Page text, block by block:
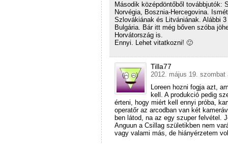
Második középdöntőből továbbjutók:
Norvégia, Bosznia-Hercegovina.
Szlovákiának és Litvániának. Alábbi
Bulgária. Bár itt még bőven szóba
Horvátország is.
Ennyi. Lehet vitatkozni! 🙂
Tilla77
2012. május 19. szombat
Loreen hozni fogja azt,
kell. A produkció pedig
érteni, hogy miért kell ennyi próba,
operatőr az arcodban van két
ben látod, na az egy szuper
Anguun a Csillag születikben nem
vagy valami más, de hiányérzetem